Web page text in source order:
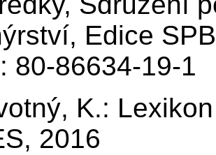
Edice
80-86634-19-1
K.:
2016